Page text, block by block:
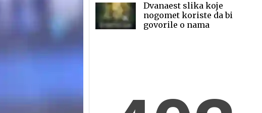
Dvanaest slika koje
nogomet koriste da bi
govorile o nama